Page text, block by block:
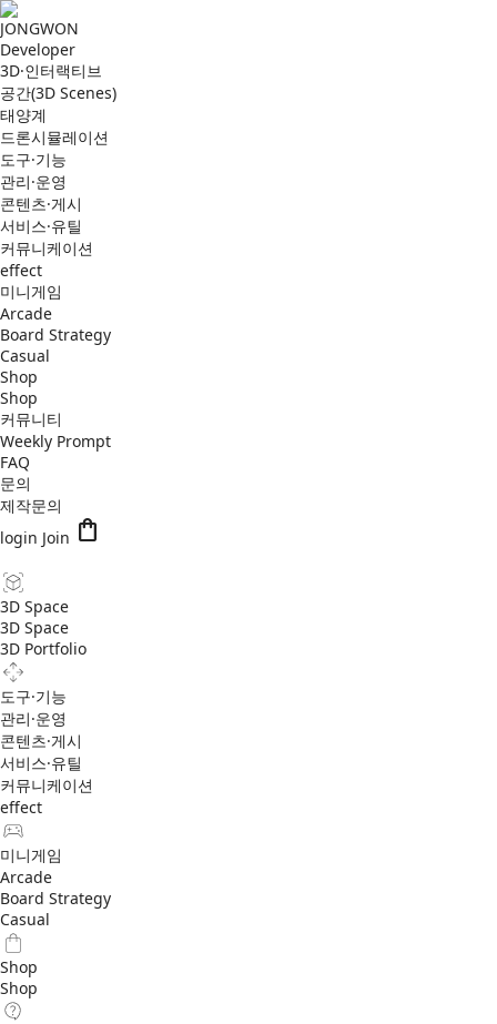
JONGWON
Developer
3D·인터랙티브
공간(3D Scenes)
태양계
드론시뮬레이션
도구·기능
관리·운영
콘텐츠·게시
서비스·유틸
커뮤니케이션
effect
미니게임
Arcade
Board Strategy
Casual
Shop
Shop
커뮤니티
Weekly Prompt
FAQ
문의
제작문의
login Join shopping_bag
3D Space
3D Space
3D Portfolio
도구·기능
관리·운영
콘텐츠·게시
서비스·유틸
커뮤니케이션
effect
미니게임
Arcade
Board Strategy
Casual
Shop
Shop